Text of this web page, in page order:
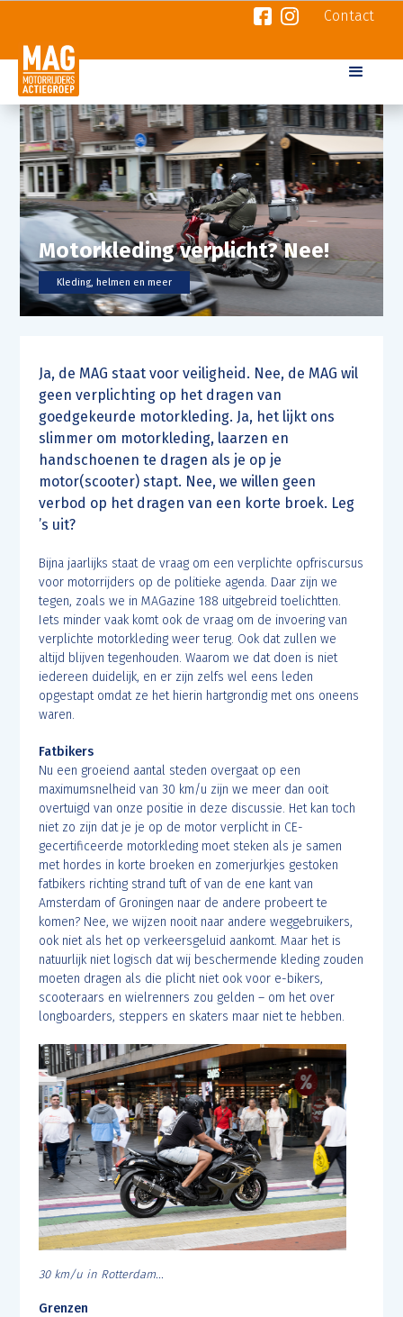
Contact
Motorkleding verplicht? Nee!
Kleding, helmen en meer
Ja, de MAG staat voor veiligheid. Nee, de MAG wil
geen verplichting op het dragen van
goedgekeurde motorkleding. Ja, het lijkt ons
slimmer om motorkleding, laarzen en
handschoenen te dragen als je op je
motor(scooter) stapt. Nee, we willen geen
verbod op het dragen van een korte broek. Leg
’s uit?
Bijna jaarlijks staat de vraag om een verplichte opfriscursus
voor motorrijders op de politieke agenda. Daar zijn we
tegen, zoals we in MAGazine 188 uitgebreid toelichtten.
Iets minder vaak komt ook de vraag om de invoering van
verplichte motorkleding weer terug. Ook dat zullen we
altijd blijven tegenhouden. Waarom we dat doen is niet
iedereen duidelijk, en er zijn zelfs wel eens leden
opgestapt omdat ze het hierin hartgrondig met ons oneens
waren.
Fatbikers
Nu een groeiend aantal steden overgaat op een
maximumsnelheid van 30 km/u zijn we meer dan ooit
overtuigd van onze positie in deze discussie. Het kan toch
niet zo zijn dat je je op de motor verplicht in CE-
gecertificeerde motorkleding moet steken als je samen
met hordes in korte broeken en zomerjurkjes gestoken
fatbikers richting strand tuft of van de ene kant van
Amsterdam of Groningen naar de andere probeert te
komen? Nee, we wijzen nooit naar andere weggebruikers,
ook niet als het op verkeersgeluid aankomt. Maar het is
natuurlijk niet logisch dat wij beschermende kleding zouden
moeten dragen als die plicht niet ook voor e-bikers,
scooteraars en wielrenners zou gelden – om het over
longboarders, steppers en skaters maar niet te hebben.
30 km/u in Rotterdam...
Grenzen